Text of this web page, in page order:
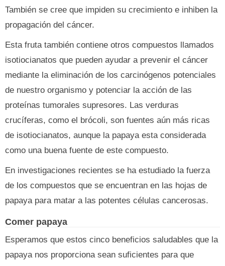
También se cree que impiden su crecimiento e inhiben la
propagación del cáncer.
Esta fruta también contiene otros compuestos llamados
isotiocianatos que pueden ayudar a prevenir el cáncer
mediante la eliminación de los carcinógenos potenciales
de nuestro organismo y potenciar la acción de las
proteínas tumorales supresores. Las verduras
crucíferas, como el brócoli, son fuentes aún más ricas
de isotiocianatos, aunque la papaya esta considerada
como una buena fuente de este compuesto.
En investigaciones recientes se ha estudiado la fuerza
de los compuestos que se encuentran en las hojas de
papaya para matar a las potentes células cancerosas.
Comer papaya
Esperamos que estos cinco beneficios saludables que la
papaya nos proporciona sean suficientes para que